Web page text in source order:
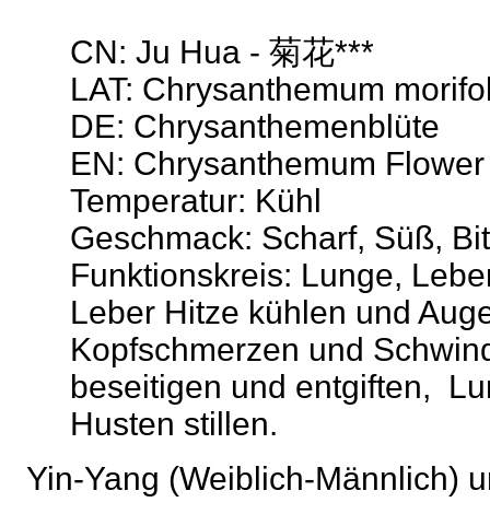
CN: Ju Hua - 菊花***
LAT: Chrysanthemum
DE: Chrysanthemenblüte
EN: Chrysanthemum Flower
Temperatur: Kühl
Geschmack: Scharf, Süß,
Funktionskreis: Lunge,
Leber Hitze kühlen und
Kopfschmerzen und
beseitigen und entgiften,
Husten stillen.
Yin-Yang (Weiblich-Männlich)